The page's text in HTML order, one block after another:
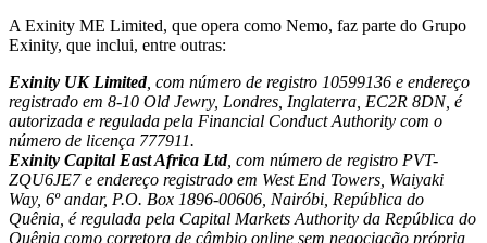
A Exinity ME Limited, que opera como Nemo, faz parte do Grupo
Exinity, que inclui, entre outras:
Exinity UK Limited, com número de registro 10599136 e endereço
registrado em 8-10 Old Jewry, Londres, Inglaterra, EC2R 8DN, é
autorizada e regulada pela Financial Conduct Authority com o
número de licença 777911.
Exinity Capital East Africa Ltd, com número de registro PVT-
ZQU6JE7 e endereço registrado em West End Towers, Waiyaki
Way, 6º andar, P.O. Box 1896-00606, Nairóbi, República do
Quênia, é regulada pela Capital Markets Authority da República do
Quênia como corretora de câmbio online sem negociação própria